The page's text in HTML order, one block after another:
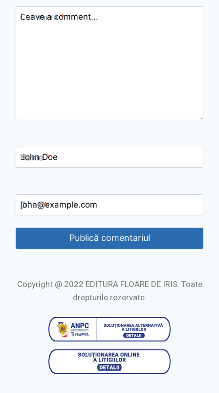
Comment*
Name*
Email*
Copyright @ 2022 EDITURA FLOARE DE IRIS. Toate
drepturile rezervate.